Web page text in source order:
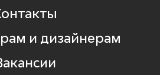
и дизайнерам